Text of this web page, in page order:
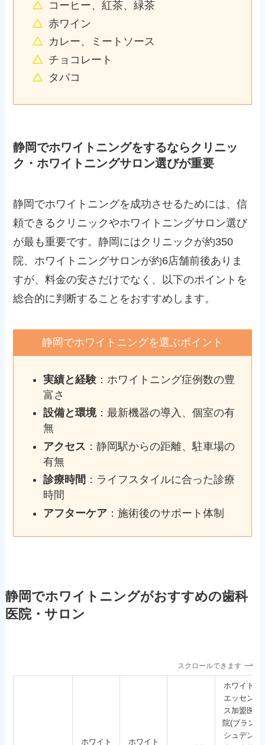
コーヒー、紅茶、緑茶
赤ワイン
カレー、ミートソース
チョコレート
タバコ
静岡でホワイトニングをするならクリニッ
ク・ホワイトニングサロン選びが重要
静岡でホワイトニングを成功させるためには、信
頼できるクリニックやホワイトニングサロン選び
が最も重要です。静岡にはクリニックが約350
院、ホワイトニングサロンが約6店舗前後ありま
すが、料金の安さだけでなく、以下のポイントを
総合的に判断することをおすすめします。
静岡でホワイトニングを選ぶポイント
実績と経験：ホワイトニング症例数の豊
富さ
設備と環境：最新機器の導入、個室の有
無
アクセス ：静岡駅からの距離、駐車場の
有無
診療時間 ：ライフスタイルに合った診療
時間
アフターケア：施術後のサポート体制
静岡でホワイトニングがおすすめの歯科
医院・サロン
スクロールできます
ホワイト ホワイト
ホワイト
エッセン
ス加盟医
院(ブラン
シュデン